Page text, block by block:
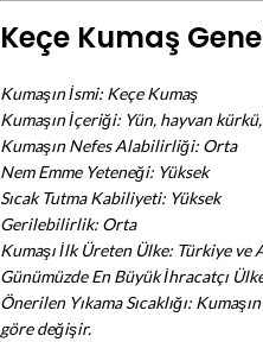
Keçe Kumaş
Kumaşın İsmi: Keçe Kumaş
Kumaşın İçeriği: Yün, hayvan
Kumaşın Nefes Alabilirliği: Orta
Nem Emme Yeteneği: Yüksek
Sıcak Tutma Kabiliyeti: Yüksek
Gerilebilirlik: Orta
Kumaşı İlk Üreten Ülke: Türkiye ve
Günümüzde En Büyük İhracatçı
Önerilen Yıkama Sıcaklığı:
göre değişir.